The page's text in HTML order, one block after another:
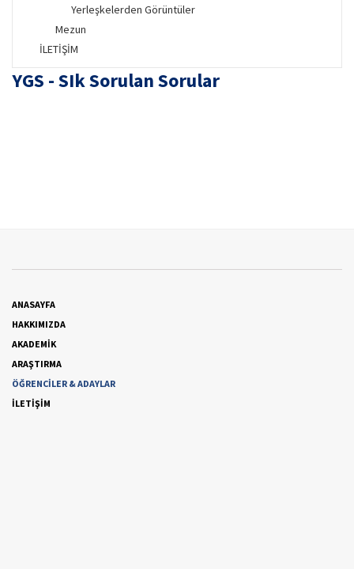
Yerleşkelerden Görüntüler
Mezun
İLETİŞİM
YGS - SIk Sorulan Sorular
ANASAYFA
HAKKIMIZDA
AKADEMİK
ARAŞTIRMA
ÖĞRENCİLER & ADAYLAR
İLETİŞİM